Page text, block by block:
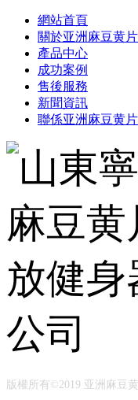
網站首頁
關於亚洲麻豆黄
產品中心
成功案例
售後服務
新聞資訊
聯係亚洲麻豆黄
版權所有©2019 亚洲麻豆